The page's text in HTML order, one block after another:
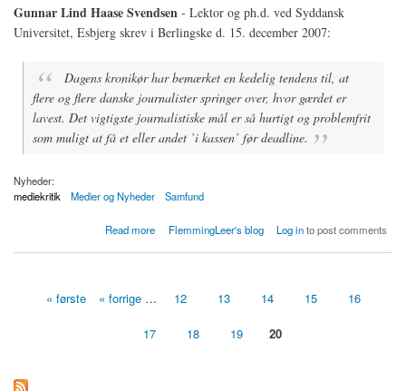
Gunnar Lind Haase Svendsen - Lektor og ph.d. ved Syddansk
Universitet, Esbjerg skrev i Berlingske d. 15. december 2007:
Dagens kronikør har bemærket en kedelig tendens til, at
flere og flere danske journalister springer over, hvor gærdet er
lavest. Det vigtigste journalistiske mål er så hurtigt og problemfrit
som muligt at få et eller andet ’i kassen’ før deadline.
Nyheder:
mediekritik
Medier og Nyheder Samfund
Read more
about Quick & Dirty-journalistik på fremmarchFlemmingLeer's blog Log into post comments
« første « forrige … 12 13 14 15 16
17 18 19 20